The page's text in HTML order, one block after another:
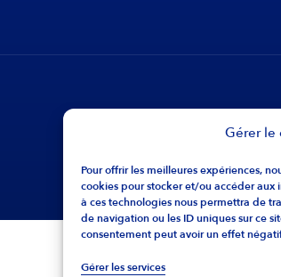
Gérer le
Pour offrir les meilleures expériences,
cookies pour stocker et/ou accéder aux
à ces technologies nous permettra de
de navigation ou les ID uniques sur ce
consentement peut avoir un effet
Gérer les services